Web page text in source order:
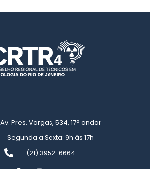
Av. Pres. Vargas, 534, 17° andar
Segunda a Sexta: 9h às 17h
(21) 3952-6664